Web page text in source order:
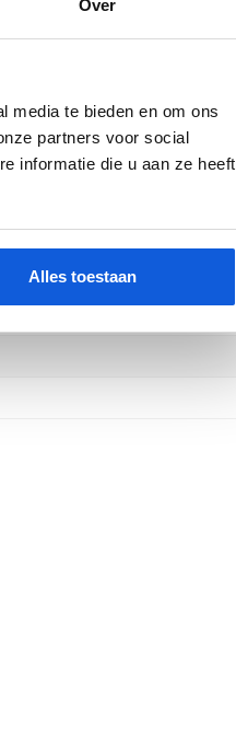
Over
media te bieden en om ons
partners voor social
informatie die u aan ze heeft
Alles toestaan